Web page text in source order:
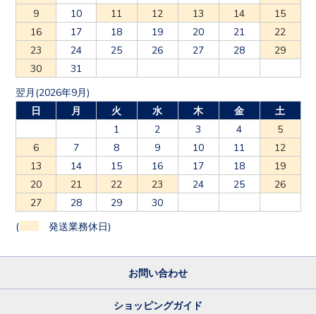
9
10 11 12 13 14
15
16
17 18 19 20 21
22
23
24 25 26 27 28
29
30
31
翌月(2026年9月)
日
月 火 水 木 金
土
1
2 3 4
5
6
7 8 9 10 11
12
13
14 15 16 17 18
19
20
21 22 23 24 25
26
27
28 29 30
( 発送業務休日)
お問い合わせ
ショッピングガイド